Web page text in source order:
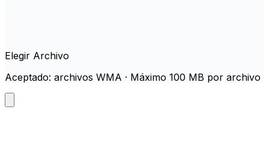
Elegir Archivo
Aceptado: archivos WMA · Máximo 100 MB por archivo